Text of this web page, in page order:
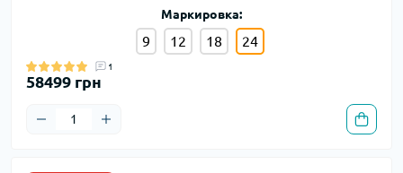
Маркировка:
9 12 18 24
1
58499 грн